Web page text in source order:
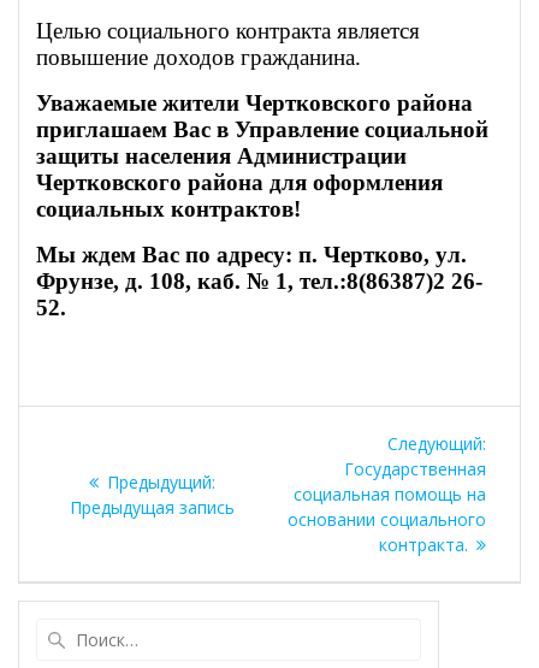
Целью социального контракта является
повышение доходов гражданина.
Уважаемые жители Чертковского района
приглашаем Вас в Управление социальной
защиты населения Администрации
Чертковского района для оформления
социальных контрактов!
Мы ждем Вас по адресу: п. Чертково, ул.
Фрунзе, д. 108, каб. № 1, тел.:8(86387)2 26-
52.
записям
Предыдущий:
запись:
Предыдущая запись
Следующий:
Государственная
социальная помощь на
основании социального
контракта.